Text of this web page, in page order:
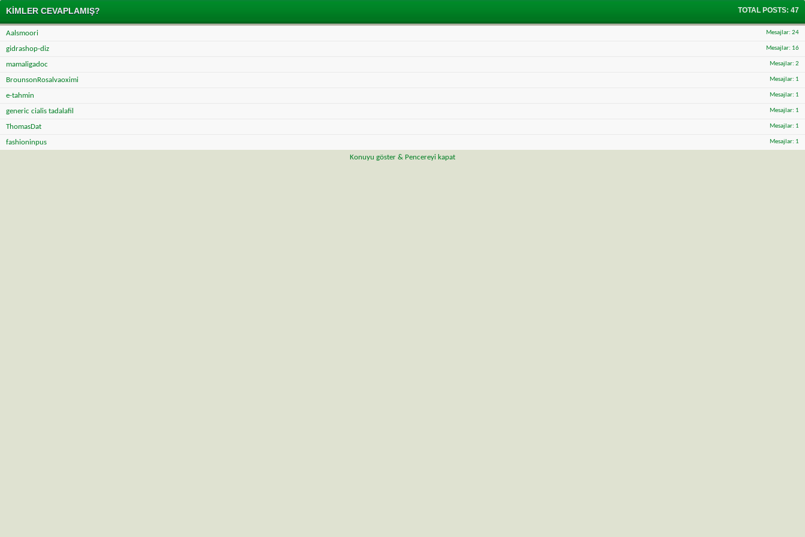
TOTAL POSTS 47
KIMLER CEVAPLAMIŞ?
Mesajlar 24
Aalsmoori
Mesajlar 16
gidrashop-diz
Mesajlar 2
mamaligadoc
Mesajlar 1
BrounsonRosalvaoximi
Mesajlar 1
e-tahmin
Mesajlar 1
generic cialis tadalafil
Mesajlar 1
ThomasDat
Mesajlar 1
fashioninpus
Konuyu göster & Pencereyi kapat